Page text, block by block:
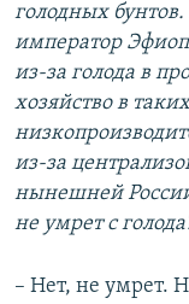
голодных
император
из-за голода в
хозяйство в
из-за
нынешней
не умрет с
– Нет, не умрет.